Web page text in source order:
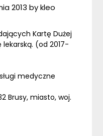
2013 bykleo
Kartę Dużej
lekarską. (od 2017-
medyczne
Brusy, miasto, woj.